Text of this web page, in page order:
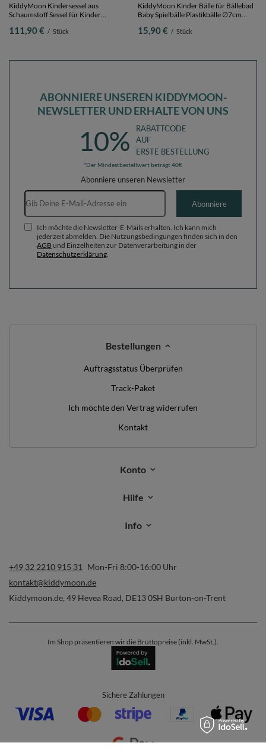
KiddyMoon Kindersessel aus
Schaumstoff Sessel für Kinder
Relaxsessel Kuschelsessel, dunkelgrau,
111,90 € / Stück
KiddyMoon Kinder Bälle für Bällebad
Baby Spielbälle Plastikbälle ∅7cm
dunkeltürkis/pastellbeige/weiß/minze,
15,90 € / Stück
ABONNIERE UNSEREN KIDDYMOON-
NEWSLETTER UND ERHALTE VON UNS
10%
RABATTCODE
AUF
ERSTE BESTELLUNG
*Der Mindestbestellwert beträgt 40€
Abonniere unseren Newsletter
E-Mail-Adresse
Abonniere
Ich möchte die Newsletter-E-Mails erhalten. Ich kann mich
jederzeit abmelden. Die Nutzungsbedingungen finden sich in den
AGB und Einzelheiten zur Datenverarbeitung in der
Datenschutzerklärung
Bestellungen
Auftragsstatus Überprüfen
Track-Paket
Ich möchte den Vertrag widerrufen
Kontakt
Konto
Hilfe
Info
+49 32 2210 915 31
Mon-Fri 8:00-16:00 Uhr
kontakt@kiddymoon.de
Kiddymoon.de, 49 Hevea Road, DE13 0SH Burton-on-Trent
Im Shop präsentieren wir die Bruttopreise (inkl. MwSt.).
Sichere Zahlungen